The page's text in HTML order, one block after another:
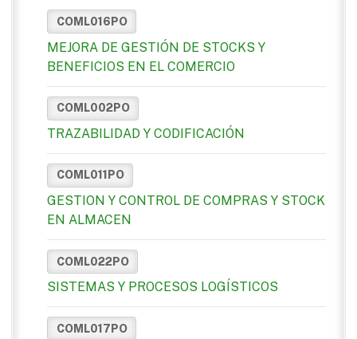
COML016PO
MEJORA DE GESTIÓN DE STOCKS Y
BENEFICIOS EN EL COMERCIO
COML002PO
TRAZABILIDAD Y CODIFICACIÓN
COML011PO
GESTION Y CONTROL DE COMPRAS Y STOCK
EN ALMACEN
COML022PO
SISTEMAS Y PROCESOS LOGÍSTICOS
COML017PO